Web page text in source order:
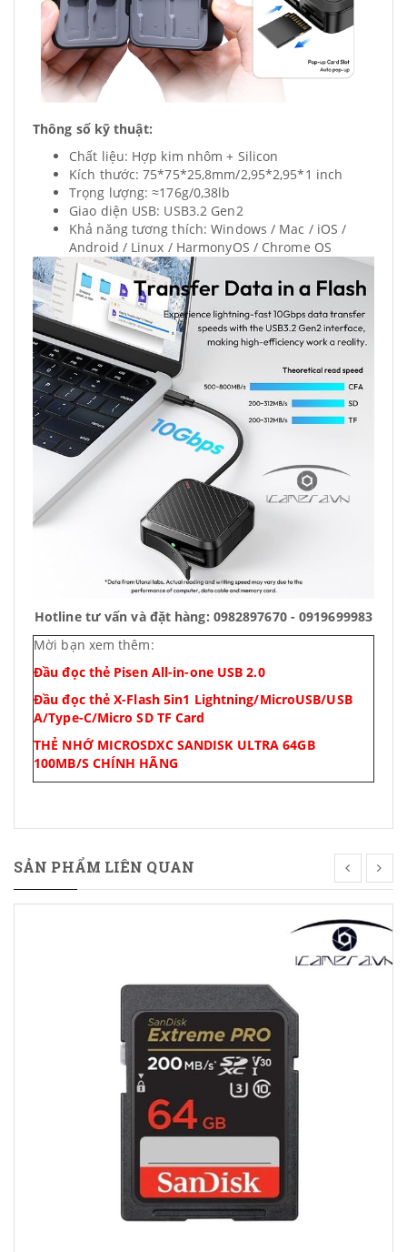
Thông số kỹ thuật:
Chất liệu: Hợp kim nhôm + Silicon
Kích thước: 75*75*25,8mm/2,95*2,95*1 inch
Trọng lượng: ≈176g/0,38lb
Giao diện USB: USB3.2 Gen2
Khả năng tương thích: Windows / Mac / iOS /
Android / Linux / HarmonyOS / Chrome OS
Hotline tư vấn và đặt hàng: 0982897670 - 0919699983
Mời bạn xem thêm:
Đầu đọc thẻ Pisen All-in-one USB 2.0
Đầu đọc thẻ X-Flash 5in1 Lightning/MicroUSB/USB
A/Type-C/Micro SD TF Card
THẺ NHỚ MICROSDXC SANDISK ULTRA 64GB
100MB/S CHÍNH HÃNG
SẢN PHẨM LIÊN QUAN